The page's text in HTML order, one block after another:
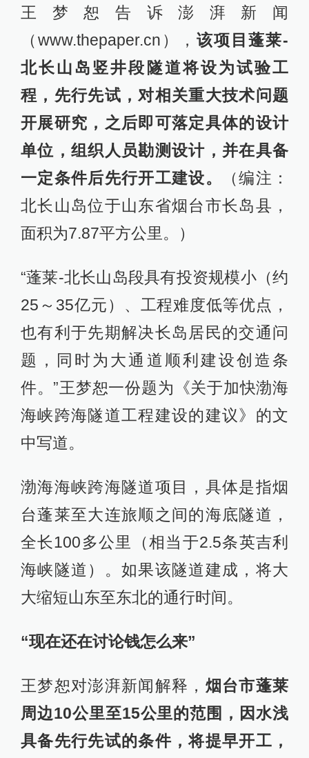
王梦恕告诉澎湃新闻
（www.thepaper.cn）， 该项目蓬莱-
北长山岛竖井段隧道将设为试验工
程，先行先试，对相关重大技术问题
开展研究，之后即可落定具体的设计
单位，组织人员勘测设计，并在具备
一定条件后先行开工建设。
（编注：
北长山岛位于山东省烟台市长岛县，
面积为7.87平方公里。）
“蓬莱-北长山岛段具有投资规模小（约
25～35亿元）、工程难度低等优点，
也有利于先期解决长岛居民的交通问
题，同时为大通道顺利建设创造条
件。”王梦恕一份题为《关于加快渤海
海峡跨海隧道工程建设的建议》的文
中写道。
渤海海峡跨海隧道项目，具体是指烟
台蓬莱至大连旅顺之间的海底隧道，
全长100多公里（相当于2.5条英吉利
海峡隧道）。如果该隧道建成，将大
大缩短山东至东北的通行时间。
“现在还在讨论钱怎么来”
王梦恕对澎湃新闻解释， 烟台市蓬莱
周边10公里至15公里的范围，因水浅
具备先行先试的条件，将提早开工，